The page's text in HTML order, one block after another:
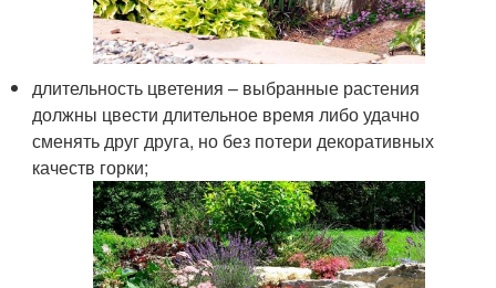
длительность цветения – выбранные растения
должны цвести длительное время либо удачно
сменять друг друга, но без потери декоративных
качеств горки;